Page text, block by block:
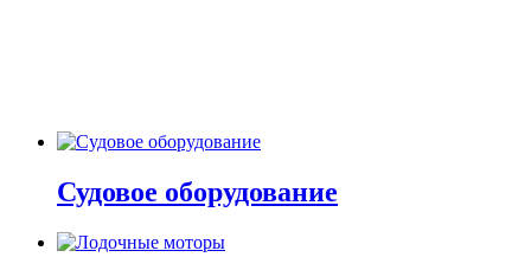
Судовое оборудование